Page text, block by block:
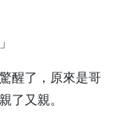
醒了，原來是哥
了又親。